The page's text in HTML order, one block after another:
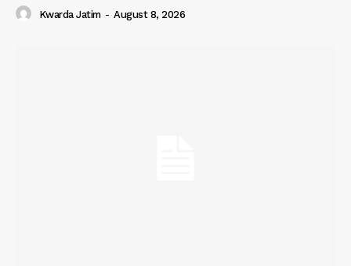
Kwarda Jatim - August 8, 2026